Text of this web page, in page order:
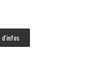
d'infos